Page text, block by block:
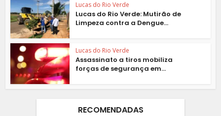
Lucas do Rio Verde
Lucas do Rio Verde: Mutirão de
Limpeza contra a Dengue...
Lucas do Rio Verde
Assassinato a tiros mobiliza
forças de segurança em...
RECOMENDADAS